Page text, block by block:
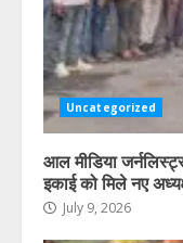
Uncategorized
आल मीडिया
इकाई को मिले नए
July 9, 2026